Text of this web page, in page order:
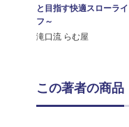
と目指す快適スローライ
フ～
滝口流 らむ屋
この著者の商品